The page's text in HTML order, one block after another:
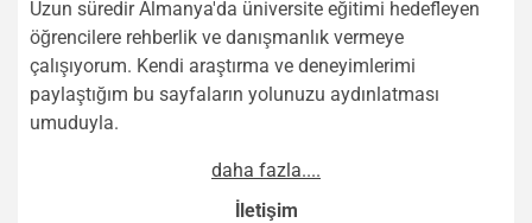
Uzun süredir Almanya'da üniversite eğitimi hedefleyen
öğrencilere rehberlik ve danışmanlık vermeye
çalışıyorum. Kendi araştırma ve deneyimlerimi
paylaştığım bu sayfaların yolunuzu aydınlatması
umuduyla.
daha fazla....
İletişim